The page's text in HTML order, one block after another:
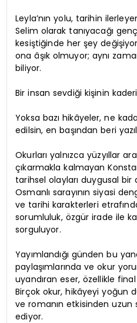
Leyla’nın yolu, tarihin
Selim olarak tanıyacağı
kesiştiğinde her şey
ona âşık olmuyor; aynı
biliyor.
Bir insan sevdiği kişinin
Yoksa bazı hikâyeler, ne
edilsin, en başından beri
Okurları yalnızca yüzyıllar
çıkarmakla kalmayan
tarihsel olayları duygusal bir
Osmanlı sarayının siyasi
ve tarihi karakterleri
sorumluluk, özgür irade ile
sorguluyor.
Yayımlandığı günden bu
paylaşımlarında ve okur
uyandıran eser, özellikle
Birçok okur, hikâyeyi yoğun
ve romanın etkisinden uzun
ediyor.